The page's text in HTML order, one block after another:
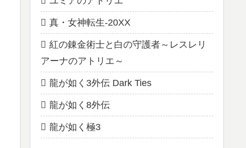
真・女神転生-20XX
紅の錬金術士と白の守護者～レスレリ
アーナのアトリエ～
龍が如く3外伝 Dark Ties
龍が如く8外伝
龍が如く極3